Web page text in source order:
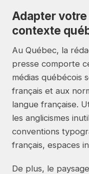
Adapter
contexte
Au Québec, la
presse comporte
médias québécois
français et aux
langue française.
les anglicismes
conventions
français, espaces
De plus, le